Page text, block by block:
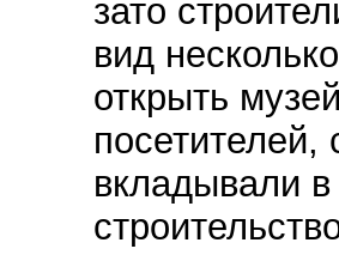
зато
вид
открыть
посетителей,
вкладывали